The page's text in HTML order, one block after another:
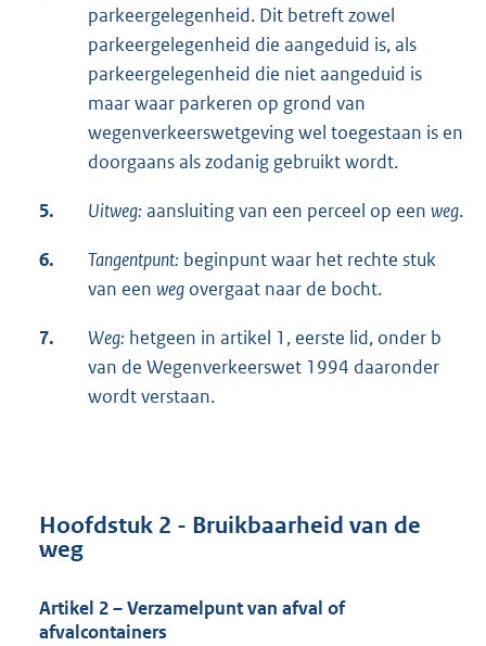
parkeergelegenheid. Dit betreft zowel
parkeergelegenheid die aangeduid is, als
parkeergelegenheid die niet aangeduid is
maar waar parkeren op grond van
wegenverkeerswetgeving wel toegestaan is en
doorgaans als zodanig gebruikt wordt.
5. Uitweg: aansluiting van een perceel op een weg.
6. Tangentpunt: beginpunt waar het rechte stuk
van een weg overgaat naar de bocht.
7. Weg: hetgeen in artikel 1, eerste lid, onder b
van de Wegenverkeerswet 1994 daaronder
wordt verstaan.
Hoofdstuk 2 - Bruikbaarheid van de
weg
Artikel 2 – Verzamelpunt van afval of
afvalcontainers